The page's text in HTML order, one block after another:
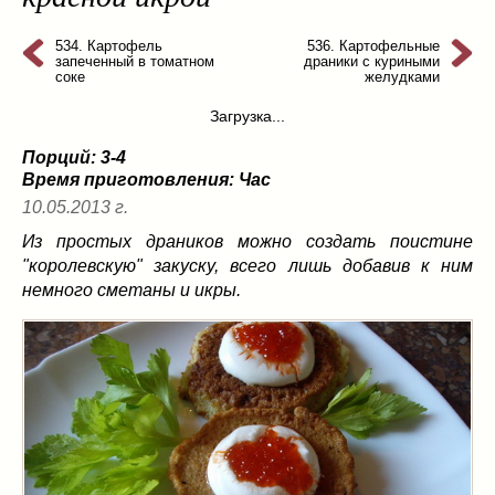
из слоеного теста
на пикник(13)
ни то, ни се
сладкие блюда
супы(99)
борщ(5)
молочные(4)
свекольник(2)
суп с фрикадельками(8)
суп-пюре(10)
холодные супы(22)
тушеное(42)
Вкусные враги фигуры…(44)
десерты(2)
534. Картофель
запеченный в томатном
соке
536. Картофельные
драники с куриными
желудками
Загрузка...
Порций: 3-4
Время приготовления: Час
10.05.2013 г.
Из простых драников можно создать поистине
"королевскую" закуску, всего лишь добавив к ним
немного сметаны и икры.